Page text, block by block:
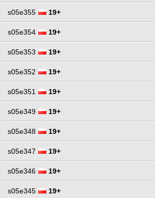
s05e355 19+
s05e354 19+
s05e353 19+
s05e352 19+
s05e351 19+
s05e349 19+
s05e348 19+
s05e347 19+
s05e346 19+
s05e345 19+